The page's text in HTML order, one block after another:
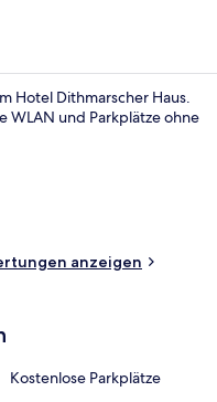
Hotel Dithmarscher Haus.
WLAN und Parkplätze ohne
anzeigen
Kostenlose Parkplätze